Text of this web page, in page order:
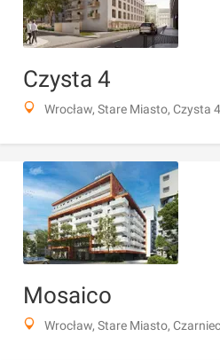
Czysta 4
Wrocław, Stare Miasto, Czysta 4
Mosaico
Wrocław, Stare Miasto,